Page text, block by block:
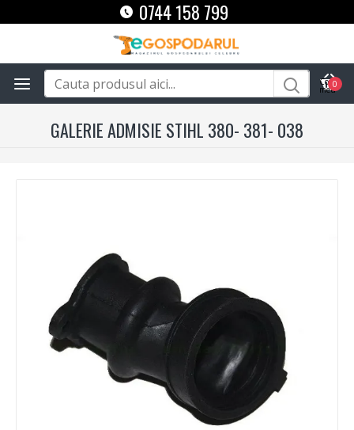
0744 158 799
0
GALERIE ADMISIE STIHL 380- 381- 038